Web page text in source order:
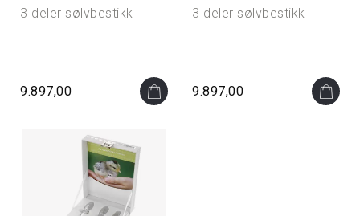
3 deler sølvbestikk
9.897,00
3 deler sølvbestikk
9.897,00